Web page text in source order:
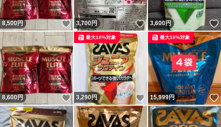
8,500円 いいね！
3,700円 いいね！
3,600円
8,600円 いいね！
3,290円 いいね！
最大10%対象
15,999円
最大10%対象